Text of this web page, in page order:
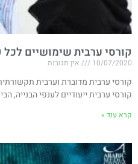
קורסי ערבית שימושיים לכל
10/07/2020 אין תגובות
קורסי ערבית מדוברת וערבית
קורסי ערבית ייעודיים לענפי הבנייה,
קרא עוד »